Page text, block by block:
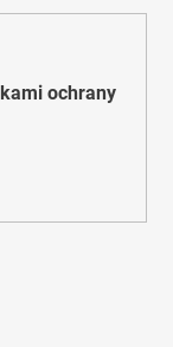
ochrany